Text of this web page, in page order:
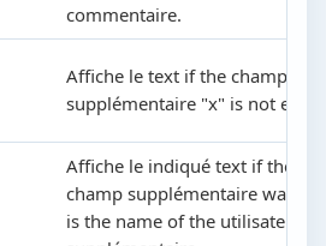
commentaire.
Affiche le text if the champ
supplémentaire "x" is not
Affiche le indiqué text if the
champ supplémentaire was
is the name of the utilisateur